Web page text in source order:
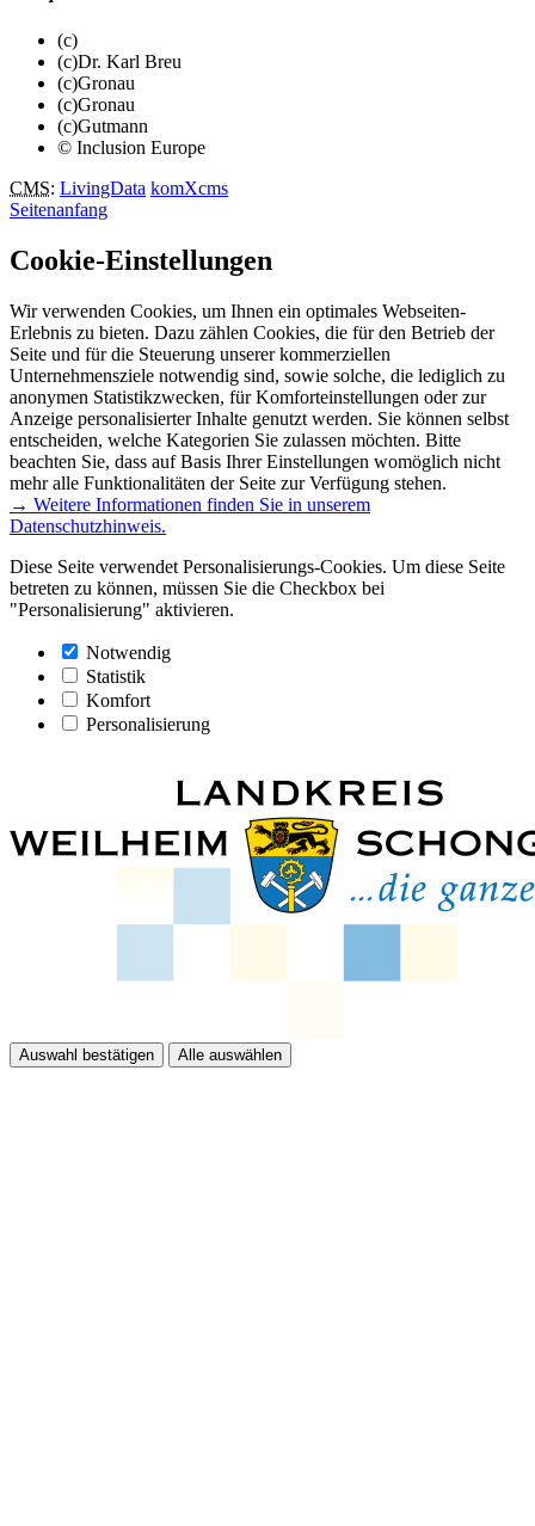
(c)
(c)Dr. Karl Breu
(c)Gronau
(c)Gronau
(c)Gutmann
© Inclusion Europe
CMS: LivingData komXcms
Seitenanfang
Cookie-Einstellungen
Wir verwenden Cookies, um Ihnen ein optimales Webseiten-
Erlebnis zu bieten. Dazu zählen Cookies, die für den Betrieb der
Seite und für die Steuerung unserer kommerziellen
Unternehmensziele notwendig sind, sowie solche, die lediglich zu
anonymen Statistikzwecken, für Komforteinstellungen oder zur
Anzeige personalisierter Inhalte genutzt werden. Sie können selbst
entscheiden, welche Kategorien Sie zulassen möchten. Bitte
beachten Sie, dass auf Basis Ihrer Einstellungen womöglich nicht
mehr alle Funktionalitäten der Seite zur Verfügung stehen.
→ Weitere Informationen finden Sie in unserem
Datenschutzhinweis.
Diese Seite verwendet Personalisierungs-Cookies. Um diese Seite
betreten zu können, müssen Sie die Checkbox bei
"Personalisierung" aktivieren.
Notwendig
Statistik
Komfort
Personalisierung
Auswahl bestätigen Alle auswählen